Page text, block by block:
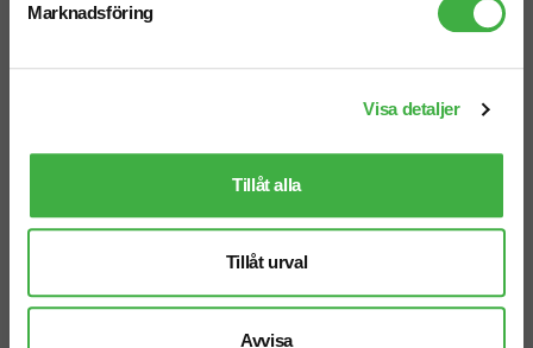
Marknadsföring
Visa detaljer
Tillåt alla
Tillåt urval
Avvisa
Telefon: 019-760 65 00